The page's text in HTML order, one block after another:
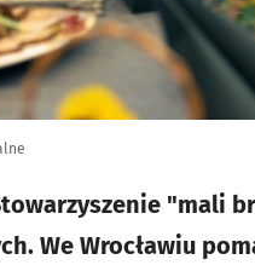
"mali
We Wrocławiu